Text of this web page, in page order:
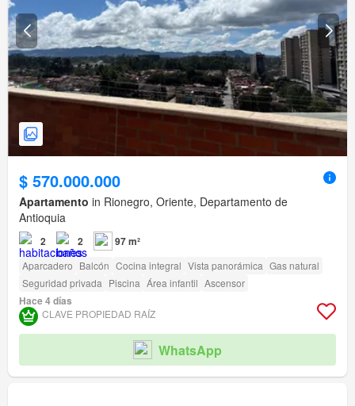
$ 570.000.000
Apartamento in Rionegro, Oriente, Departamento de
Antioquia
2 2 97 m²
Aparcadero Balcón Cocina integral Vista panorámica Gas natural
Seguridad privada Piscina Área infantil Ascensor
Hace 4 días
CLAVE PROPIEDAD RAÍZ
WhatsApp